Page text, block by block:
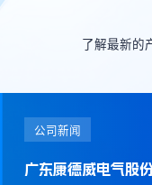
了解最新的
公司新闻
广东康德威电气股